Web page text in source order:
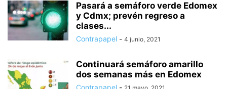
Pasará a semáforo verde Edomex
y Cdmx; prevén regreso a
clases...
Contrapapel - 4 junio, 2021
Continuará semáforo amarillo
dos semanas más en Edomex
Contrapapel -